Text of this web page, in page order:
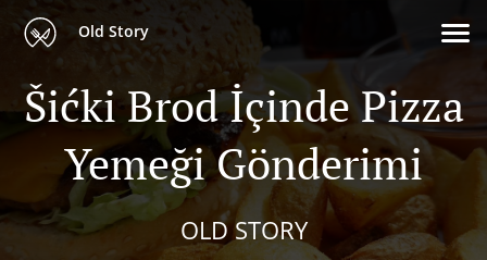
Old Story
Šićki Brod İçinde Pizza
Yemeği Gönderimi
OLD STORY